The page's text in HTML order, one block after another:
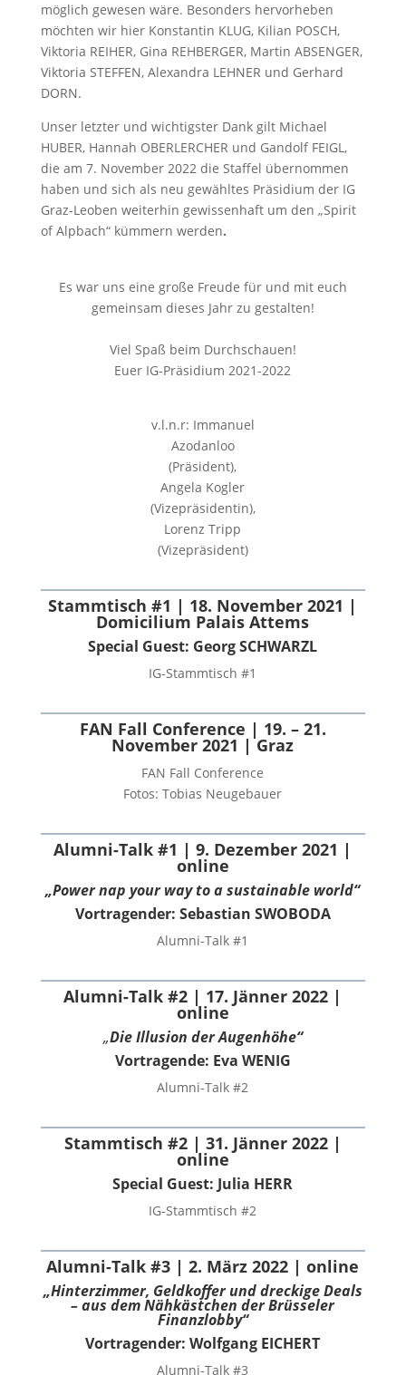
möglich gewesen wäre. Besonders hervorheben
möchten wir hier Konstantin KLUG, Kilian POSCH,
Viktoria REIHER, Gina REHBERGER, Martin ABSENGER,
Viktoria STEFFEN, Alexandra LEHNER und Gerhard
DORN.
Unser letzter und wichtigster Dank gilt Michael
HUBER, Hannah OBERLERCHER und Gandolf FEIGL,
die am 7. November 2022 die Staffel übernommen
haben und sich als neu gewähltes Präsidium der IG
Graz-Leoben weiterhin gewissenhaft um den „Spirit
of Alpbach“ kümmern werden.
Es war uns eine große Freude für und mit euch
gemeinsam dieses Jahr zu gestalten!
Viel Spaß beim Durchschauen!
Euer IG-Präsidium 2021-2022
v.l.n.r: Immanuel
Azodanloo
(Präsident),
Angela Kogler
(Vizepräsidentin),
Lorenz Tripp
(Vizepräsident)
Stammtisch #1 | 18. November 2021 |
Domicilium Palais Attems
Special Guest: Georg SCHWARZL
IG-Stammtisch #1
FAN Fall Conference | 19. – 21.
November 2021 | Graz
FAN Fall Conference
Fotos: Tobias Neugebauer
Alumni-Talk #1 | 9. Dezember 2021 |
online
„Power nap your way to a sustainable world“
Vortragender: Sebastian SWOBODA
Alumni-Talk #1
Alumni-Talk #2 | 17. Jänner 2022 |
online
„Die Illusion der Augenhöhe“
Vortragende: Eva WENIG
Alumni-Talk #2
Stammtisch #2 | 31. Jänner 2022 |
online
Special Guest: Julia HERR
IG-Stammtisch #2
Alumni-Talk #3 | 2. März 2022 | online
„Hinterzimmer, Geldkoffer und dreckige Deals
– aus dem Nähkästchen der Brüsseler
Finanzlobby“
Vortragender: Wolfgang EICHERT
Alumni-Talk #3